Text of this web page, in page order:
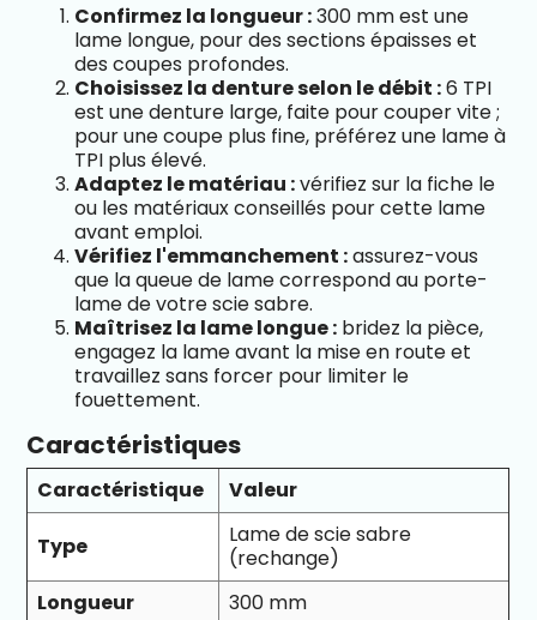
Confirmez la longueur :300 mm est une
lame longue, pour des sections épaisses et
des coupes profondes.
Choisissez la denture selon le débit :6 TPI
est une denture large, faite pour couper vite ;
pour une coupe plus fine, préférez une lame à
TPI plus élevé.
Adaptez le matériau :vérifiez sur la fiche le
ou les matériaux conseillés pour cette lame
avant emploi.
Vérifiez l'emmanchement :assurez-vous
que la queue de lame correspond au porte-
lame de votre scie sabre.
Maîtrisez la lame longue : bridez la pièce,
engagez la lame avant la mise en route et
travaillez sans forcer pour limiter le
fouettement.
Caractéristiques
Caractéristique Valeur
Type
Lame de scie sabre
(rechange)
Longueur
300 mm